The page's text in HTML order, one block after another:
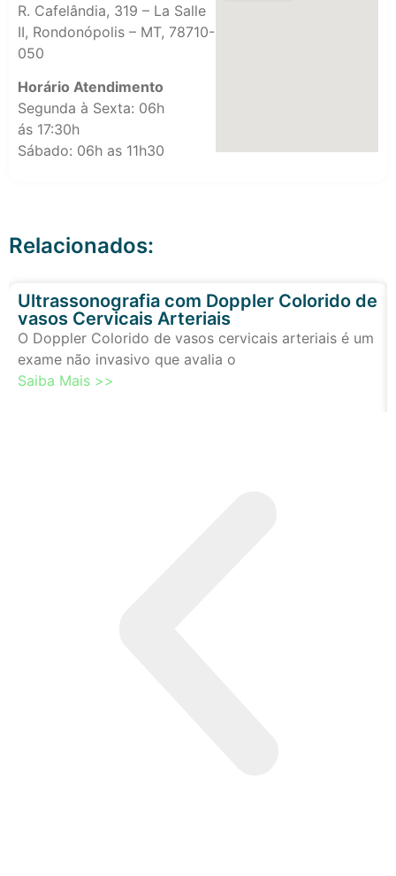
R. Cafelândia, 319 – La Salle
II, Rondonópolis – MT, 78710-
050
Horário Atendimento
Segunda à Sexta: 06h
ás 17:30h
Sábado: 06h as 11h30
Relacionados:
Ultrassonografia com Doppler Colorido de
vasos Cervicais Arteriais
O Doppler Colorido de vasos cervicais arteriais é um
exame não invasivo que avalia o
Saiba Mais >>